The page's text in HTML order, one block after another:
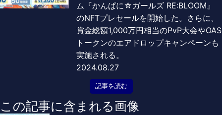
ム『かんぱに☆ガールズ RE:BLOOM』
のNFTプレセールを開始した。さらに、
賞金総額1,000万円相当のPvP大会やOAS
トークンのエアドロップキャンペーンも
実施される。
2024.08.27
記事を読む
この記事に含まれる画像